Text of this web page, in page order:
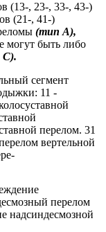
(13-, 23-, 33-, 43-)
(21-, 41-)
(тип А),
могут быть либо
С).
сегмент
11 -
перелом. 31
вертельной
перелом
надсиндесмозной